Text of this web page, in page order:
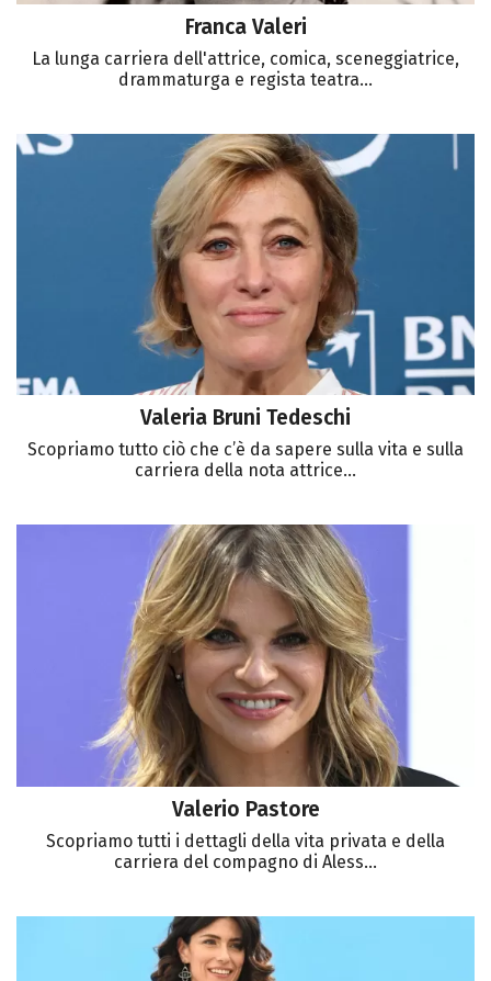
Franca Valeri
La lunga carriera dell'attrice, comica, sceneggiatrice,
drammaturga e regista teatra...
Valeria Bruni Tedeschi
Scopriamo tutto ciò che c’è da sapere sulla vita e sulla
carriera della nota attrice...
Valerio Pastore
Scopriamo tutti i dettagli della vita privata e della
carriera del compagno di Aless...